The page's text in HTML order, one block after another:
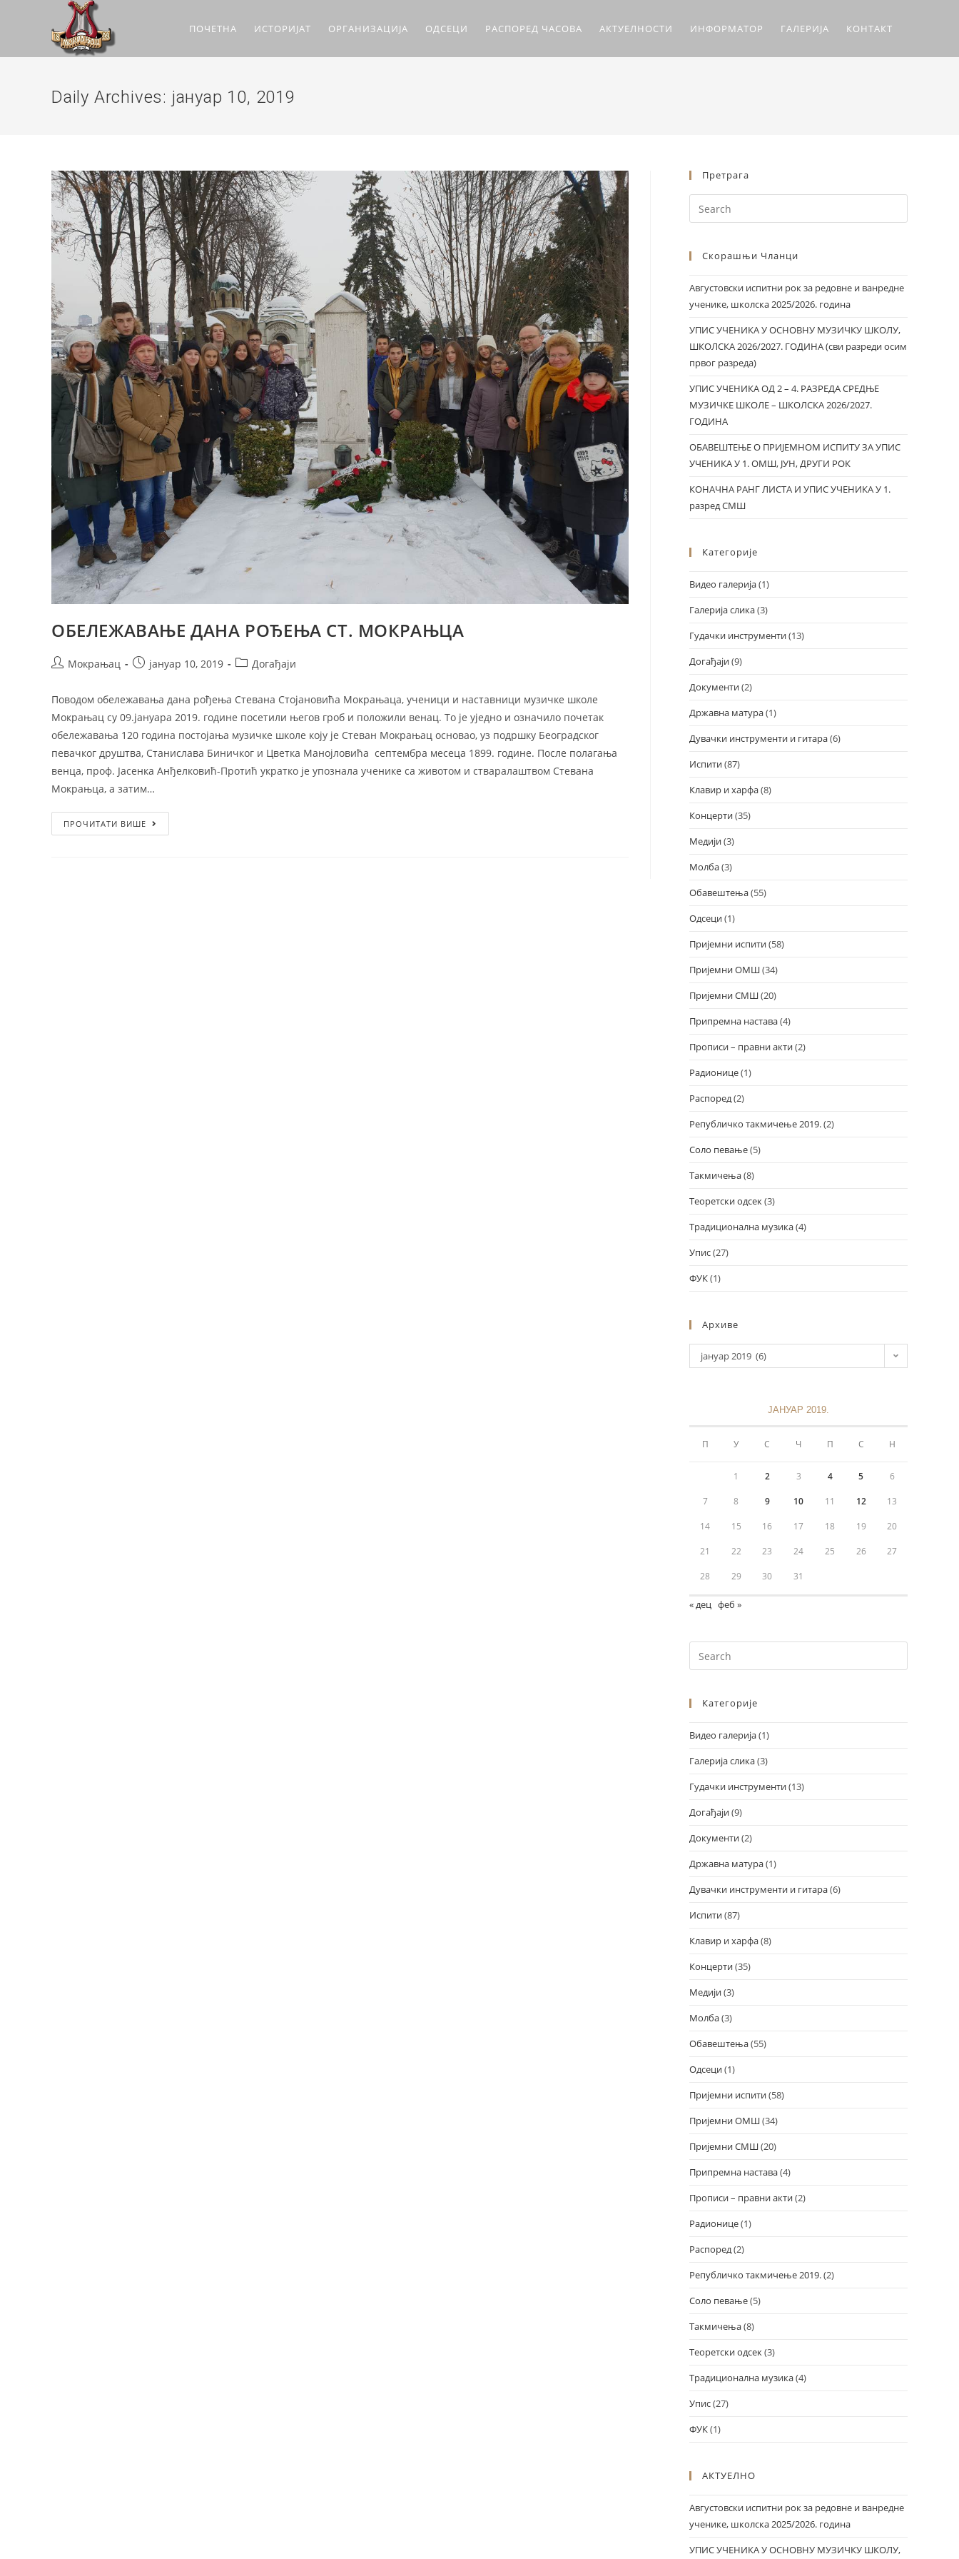
ПОЧЕТНА ИСТОРИЈАТ ОРГАНИЗАЦИЈА ОДСЕЦИ РАСПОРЕД ЧАСОВА АКТУЕЛНОСТИ ИНФОРМАТОР ГАЛЕРИЈА КОНТАКТ
Daily Archives: јануар 10, 2019
ОБЕЛЕЖАВАЊЕ ДАНА РОЂЕЊА СТ. МОКРАЊЦА
Мокрањац јануар 10, 2019 Догађаји
Поводом обележавања дана рођења Стевана Стојановића Мокрањаца, ученици и наставници музичке школе
Мокрањац су 09.јануара 2019. године посетили његов гроб и положили венац. То је уједно и означило почетак
обележавања 120 година постојања музичке школе коју је Стеван Мокрањац основао, уз подршку Београдског
певачког друштва, Станислава Биничког и Цветка Манојловића септембра месеца 1899. године. После полагања
венца, проф. Јасенка Анђелковић-Протић укратко је упознала ученике са животом и стваралаштвом Стевана
Мокрањца, а затим…
ПРОЧИТАТИ ВИШЕ
Претрага
Скорашњи Чланци
Августовски испитни рок за редовне и ванредне
ученике, школска 2025/2026. година
УПИС УЧЕНИКА У ОСНОВНУ МУЗИЧКУ ШКОЛУ,
ШКОЛСКА 2026/2027. ГОДИНА (сви разреди осим
првог разреда)
УПИС УЧЕНИКА ОД 2 – 4. РАЗРЕДА СРЕДЊЕ
МУЗИЧКЕ ШКОЛЕ – ШКОЛСКА 2026/2027.
ГОДИНА
ОБАВЕШТЕЊЕ О ПРИЈЕМНОМ ИСПИТУ ЗА УПИС
УЧЕНИКА У 1. ОМШ, ЈУН, ДРУГИ РОК
КОНАЧНА РАНГ ЛИСТА И УПИС УЧЕНИКА У 1.
разред СМШ
Категорије
Видео галерија(1)
Галерија слика(3)
Гудачки инструменти(13)
Догађаји(9)
Документи(2)
Државна матура(1)
Дувачки инструменти и гитара(6)
Испити(87)
Клавир и харфа(8)
Концерти(35)
Медији(3)
Молба(3)
Обавештења(55)
Одсеци(1)
Пријемни испити(58)
Пријемни ОМШ(34)
Пријемни СМШ(20)
Припремна настава(4)
Прописи – правни акти(2)
Радионице(1)
Распоред(2)
Републичко такмичење 2019.(2)
Соло певање(5)
Такмичења(8)
Теоретски одсек(3)
Традиционална музика(4)
Упис(27)
ФУК(1)
Архиве
јануар 2019 (6)
ЈАНУАР 2019.
П У С Ч П С Н
1 2 3 4 5 6
7 8 9 10 11 12 13
14 15 16 17 18 19 20
21 22 23 24 25 26 27
28 29 30 31
« дец феб »
Категорије
Видео галерија(1)
Галерија слика(3)
Гудачки инструменти(13)
Догађаји(9)
Документи(2)
Државна матура(1)
Дувачки инструменти и гитара(6)
Испити(87)
Клавир и харфа(8)
Концерти(35)
Медији(3)
Молба(3)
Обавештења(55)
Одсеци(1)
Пријемни испити(58)
Пријемни ОМШ(34)
Пријемни СМШ(20)
Припремна настава(4)
Прописи – правни акти(2)
Радионице(1)
Распоред(2)
Републичко такмичење 2019.(2)
Соло певање(5)
Такмичења(8)
Теоретски одсек(3)
Традиционална музика(4)
Упис(27)
ФУК(1)
АКТУЕЛНО
Августовски испитни рок за редовне и ванредне
ученике, школска 2025/2026. година
УПИС УЧЕНИКА У ОСНОВНУ МУЗИЧКУ ШКОЛУ,
Политика приватности
+381 11 3243 538
sekretarijat@mokranjacbg.rs
Дечанска 6, 11000, Београд,
Крунска 8, 11000, Београд